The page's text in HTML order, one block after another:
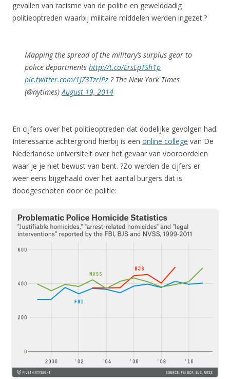
gevallen van racisme van de politie en gewelddadig
politieoptreden waarbij militaire middelen werden ingezet.?
Mapping the spread of the military’s surplus gear to
police departments http://t.co/ErsLpTSh1p
pic.twitter.com/1JZ3TzrlPz ? The New York Times
(@nytimes)August 19, 2014
En cijfers over het politieoptreden dat dodelijke gevolgen had.
Interessante achtergrond hierbij is een online college van De
Nederlandse universiteit over het gevaar van vooroordelen
waar je je niet bewust van bent. ?Zo werden de cijfers er
weer eens bijgehaald over het aantal burgers dat is
doodgeschoten door de politie: